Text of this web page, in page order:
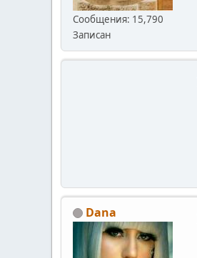
Сообщения: 15,790
Записан
Dana